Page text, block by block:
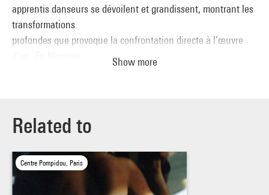
apprentis danseurs se dévoilent et grandissent, montrant les
transformations
profondes que provoque la confrontation directe à l’œuvre
Show more
Related to
Centre Pompidou, Paris